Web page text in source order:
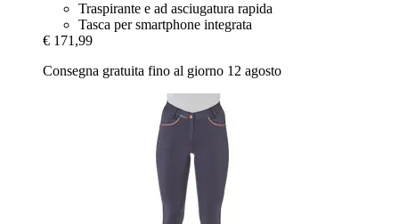
Traspirante e ad asciugatura rapida
Tasca per smartphone integrata
€ 171,99
Consegna gratuita fino al giorno 12 agosto